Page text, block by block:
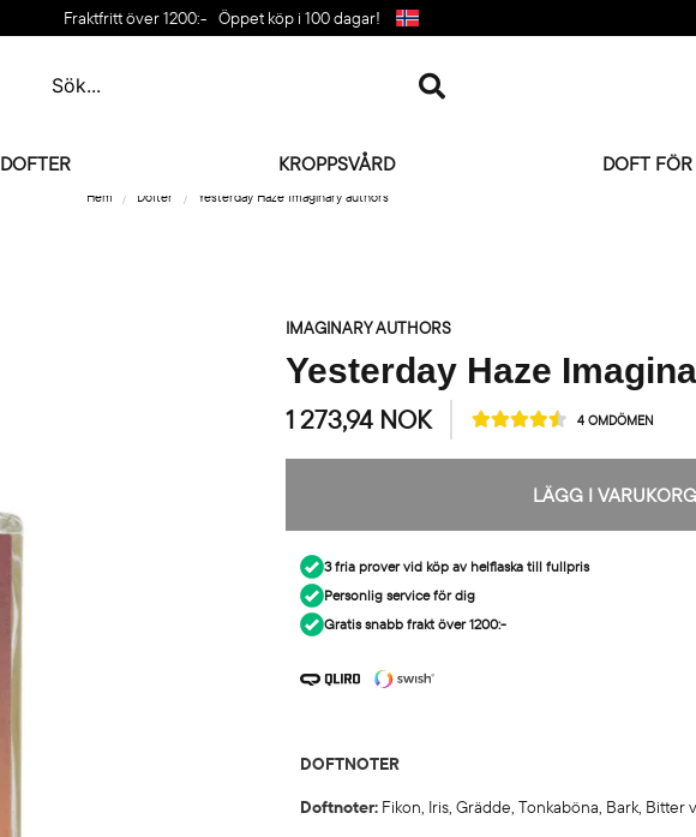
Fraktfritt över 1200:- Öppet köp i 100 dagar!
DOFTER KROPPSVÅRD DOFT
Hem Dofter Yesterday Haze Imaginary authors
IMAGINARY AUTHORS
Yesterday Haze
1 273,94 NOK 4 OMDÖMEN
LÄGG I
3 fria prover vid köp av helflaska till fullpris
Personlig service för dig
Gratis snabb frakt över 1200:-
DOFTNOTER
Doftnoter: Fikon, Iris, Grädde, Tonkaböna, Bark,